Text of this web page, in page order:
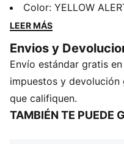
CARACTERÍSTICAS Y
Fabricados con
5.5" de longitud
Cintura con cordón
Bolsillo trasero único
.
Color: YELLOW
LEER MÁS
Envios y
Envío estándar gratis
impuestos y
que califiquen.
TAMBIÉN TE PUEDE